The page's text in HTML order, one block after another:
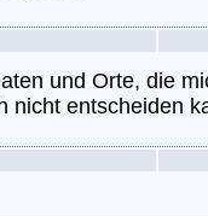
und Orte, die
nicht entscheiden